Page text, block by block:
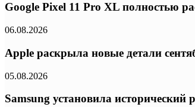
Google Pixel 11 Pro XL полностью
06.08.2026
Apple раскрыла новые детали
05.08.2026
Samsung установила